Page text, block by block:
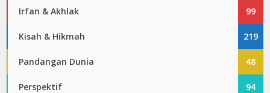
Irfan & Akhlak 99
Kisah & Hikmah 219
Pandangan Dunia 48
Perspektif 94